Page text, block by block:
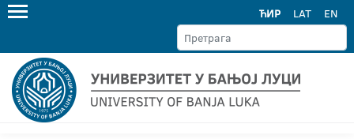
ЋИР LAT EN